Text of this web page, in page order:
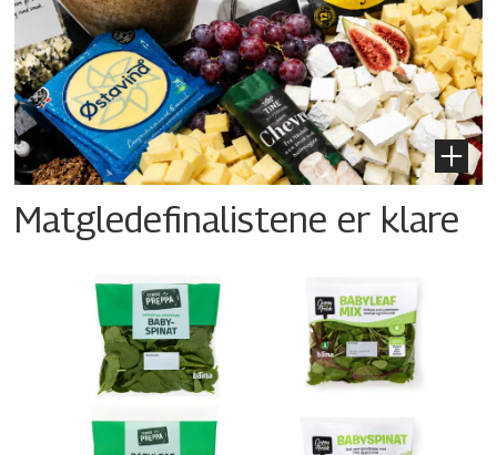
Matgledefinalistene er klare